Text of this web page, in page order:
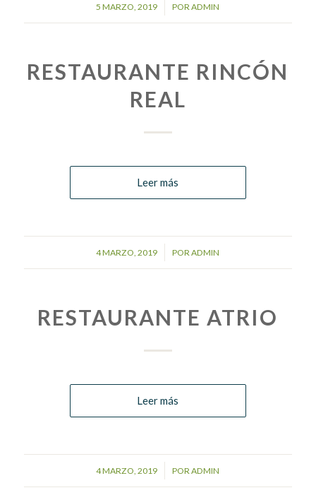
5 MARZO, 2019
/ PORADMIN
RESTAURANTE RINCÓN
REAL
Leer más
4 MARZO, 2019
/ PORADMIN
RESTAURANTE ATRIO
Leer más
4 MARZO, 2019
/ PORADMIN